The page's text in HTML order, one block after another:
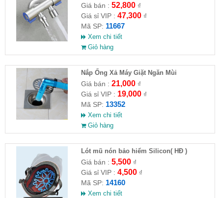
VAT )
Giá bán : 52,800₫
Giá sỉ VIP : 47,300₫
Mã SP: 11667
Xem chi tiết
Giỏ hàng
Nắp Ống Xả Máy Giặt Ngăn Mùi
Giá bán : 21,000₫
Giá sỉ VIP : 19,000₫
Mã SP: 13352
Xem chi tiết
Giỏ hàng
Lót mũ nón bảo hiểm Silicon( HĐ )
Giá bán : 5,500₫
Giá sỉ VIP : 4,500₫
Mã SP: 14160
Xem chi tiết